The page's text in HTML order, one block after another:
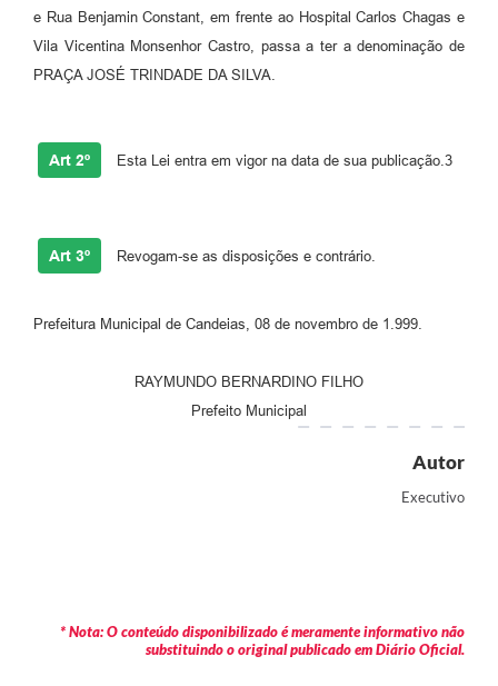
Plano Diretor
REMUME
Contratos
e Rua Benjamin Constant, em frente ao Hospital Carlos Chagas e
Vila Vicentina Monsenhor Castro, passa a ter a denominação de
PRAÇA JOSÉ TRINDADE DA SILVA.
Art 2º Esta Lei entra em vigor na data de sua publicação.3
Art 3º Revogam-se as disposições e contrário.
Prefeitura Municipal de Candeias, 08 de novembro de 1.999.
RAYMUNDO BERNARDINO FILHO
Prefeito Municipal
Autor
Executivo
* Nota: O conteúdo disponibilizado é meramente informativo não
substituindo o original publicado em Diário Oficial.